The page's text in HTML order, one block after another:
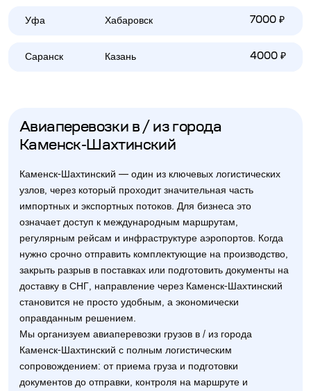
Уфа Хабаровск 7000 ₽
Саранск Казань 4000 ₽
Авиаперевозки в / из города
Каменск-Шахтинский
Каменск-Шахтинский — один из ключевых логистических
узлов, через который проходит значительная часть
импортных и экспортных потоков. Для бизнеса это
означает доступ к международным маршрутам,
регулярным рейсам и инфраструктуре аэропортов. Когда
нужно срочно отправить комплектующие на производство,
закрыть разрыв в поставках или подготовить документы на
доставку в СНГ, направление через Каменск-Шахтинский
становится не просто удобным, а экономически
оправданным решением.
Мы организуем авиаперевозки грузов в / из города
Каменск-Шахтинский с полным логистическим
сопровождением: от приема груза и подготовки
документов до отправки, контроля на маршруте и